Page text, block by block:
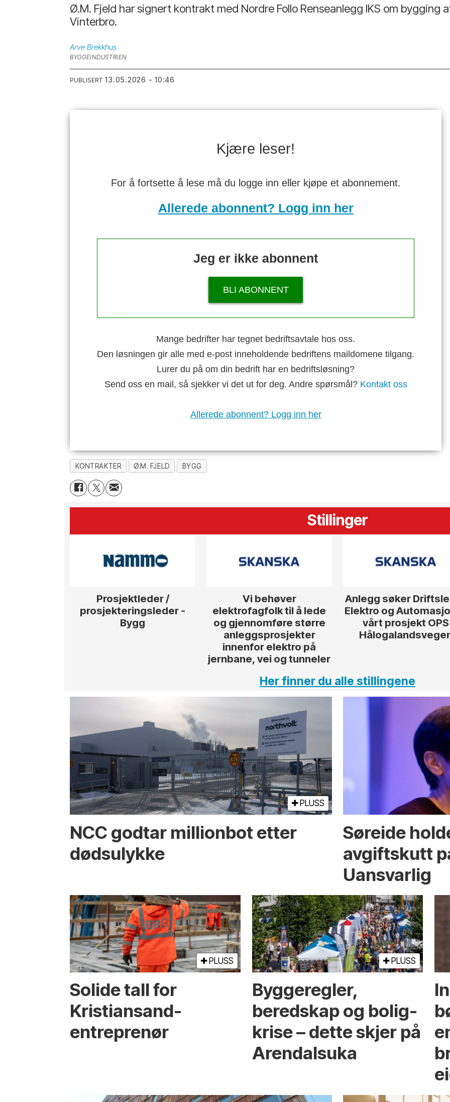
Ø.M. Fjeld har signert kontrakt med Nordre Follo Renseanlegg IKS om bygging
Vinterbro.
Arve Brekkhus
BYGGEINDUSTRIEN
PUBLISERT 13.05.2026 - 10:46
Kjære leser!
For å fortsette å lese må du logge inn eller kjøpe et abonnement.
Allerede abonnent? Logg inn her
Jeg er ikke abonnent
BLI ABONNENT
Mange bedrifter har tegnet bedriftsavtale hos oss.
Den løsningen gir alle med e-post inneholdende bedriftens maildomene tilgang.
Lurer du på om din bedrift har en bedriftsløsning?
Send oss en mail, så sjekker vi det ut for deg. Andre spørsmål? Kontakt oss
Allerede abonnent? Logg inn her
KONTRAKTER Ø.M. FJELD BYGG
Stillinger
Prosjektleder /
prosjekteringsleder -
Bygg
Vi behøver
elektrofagfolk til å lede
og gjennomføre større
anleggsprosjekter
innenfor elektro på
jernbane, vei og tunneler
Anlegg søker
Elektro og
vårt prosjekt OPS
Her finner du alle stillingene
PLUSS
NCC godtar millionbot etter
dødsulykke
Søreide
avgiftskutt
Uansvarlig
PLUSS
Solide tall for
Kristiansand-
entreprenør
PLUSS
Bygge­regler,
beredskap og bolig­
krise – dette skjer på
Arendals­uka